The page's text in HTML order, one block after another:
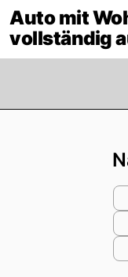
Auto mit
vollständig